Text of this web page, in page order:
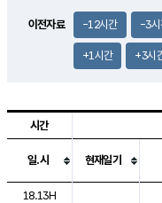
이전자료 -12시간 -3시
+1시간 +3시
도시별 기상실황표로 지점,
시간
일.시 현재일기
18.13H